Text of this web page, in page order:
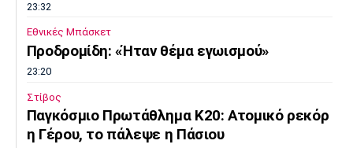
23:32
Εθνικές Μπάσκετ
Προδρομίδη: «Ήταν θέμα εγωισμού»
23:20
Στίβος
Παγκόσμιο Πρωτάθλημα Κ20: Ατομικό ρεκόρ
η Γέρου, το πάλεψε η Πάσιου